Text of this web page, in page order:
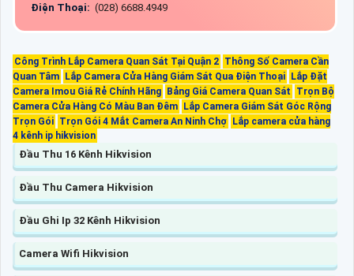
Điện Thoại: (028) 6688.4949
Công Trình Lắp Camera Quan Sát Tại Quận 2 Thông Số Camera Cần
Quan Tâm
Lắp Camera Cửa Hàng Giám Sát Qua Điện Thoại
Lắp Đặt
Camera Imou Giá Rẻ Chính Hãng
Bảng Giá Camera Quan Sát
Trọn Bộ
Camera Cửa Hàng Có Màu Ban Đêm
Lắp Camera Giám Sát Góc Rộng
Trọn Gói Trọn Gói 4 Mắt Camera An Ninh Chợ
Lắp camera cửa hàng
4 kênh ip hikvision
Đầu Thu 16 Kênh Hikvision
Đầu Thu Camera Hikvision
Đầu Ghi Ip 32 Kênh Hikvision
Camera Wifi Hikvision